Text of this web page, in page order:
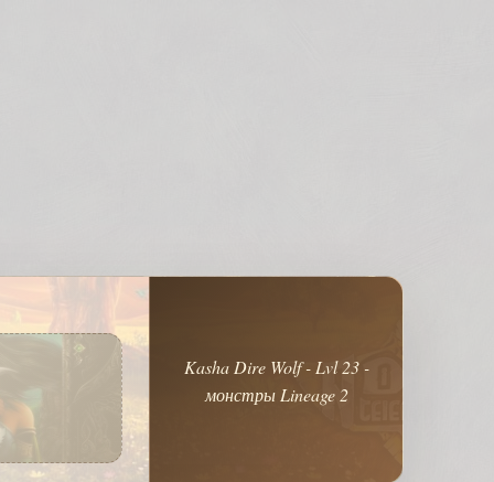
Kasha Dire Wolf - Lvl 23 -
монстры Lineage 2